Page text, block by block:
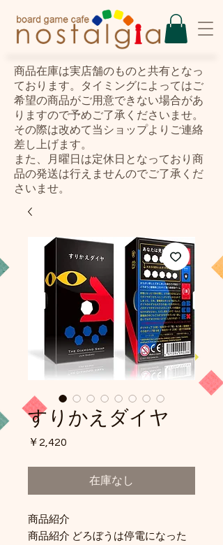
​商品在庫は実店舗のものと共有となっ
ております。タイミングによってはご
希望の商品がご用意できない場合があ
りますので予めご了承くださいませ。
その際は改めて当ショップよりご連絡
差し上げます。
また、月曜日は定休日となっており商
品の発送は行えませんのでご了承くだ
さいませ。
すりかえダイヤ
￥2,420
在庫なし
商品紹介
商品紹介 どろぼうは停電になった